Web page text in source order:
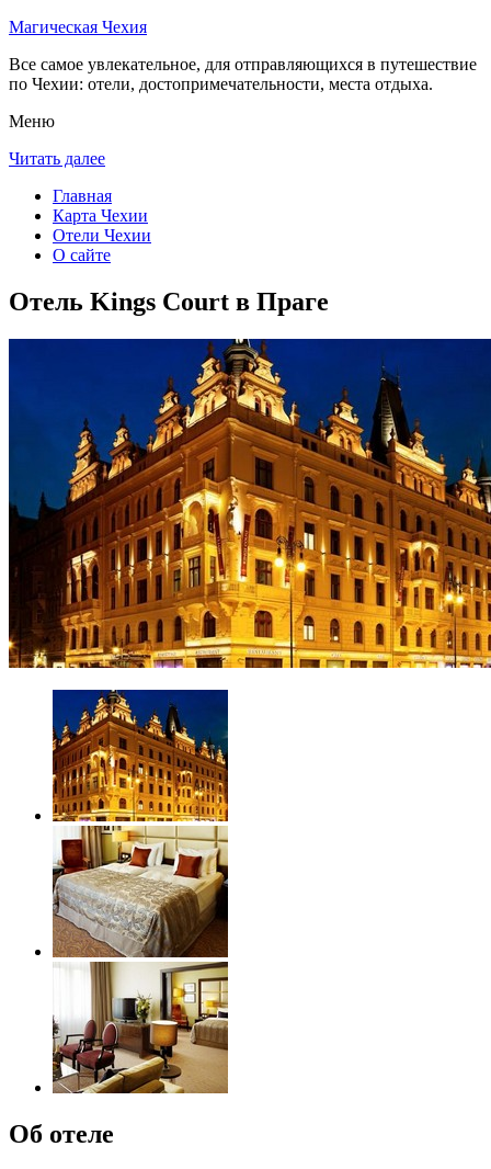
Магическая Чехия
Все самое увлекательное, для отправляющихся в путешествие
по Чехии: отели, достопримечательности, места отдыха.
Меню
Читать далее
Главная
Карта Чехии
Отели Чехии
О сайте
Отель Kings Court в Праге
Об отеле